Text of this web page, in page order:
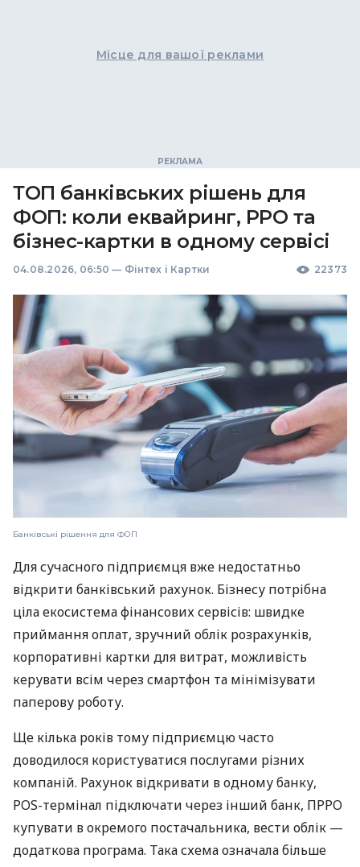
Місце для вашої реклами
ТОП банківських рішень для
ФОП: коли еквайринг, РРО та
бізнес-картки в одному сервісі
04.08.2026, 06:50 — Фінтех і Картки 22373
Банківські рішення для ФОП
Для сучасного підприємця вже недостатньо
відкрити банківський рахунок. Бізнесу потрібна
ціла екосистема фінансових сервісів: швидке
приймання оплат, зручний облік розрахунків,
корпоративні картки для витрат, можливість
керувати всім через смартфон та мінімізувати
паперову роботу.
Ще кілька років тому підприємцю часто
доводилося користуватися послугами різних
компаній. Рахунок відкривати в одному банку,
POS-термінал підключати через інший банк, ПРРО
купувати в окремого постачальника, вести облік —
додаткова програма. Така схема означала більше